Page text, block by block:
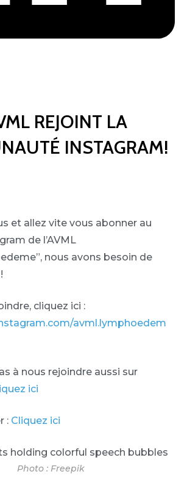
REJOINT LA
INSTAGRAM!
et allez vite vous abonner au
de l’AVML
nous avons besoin de
cliquez ici :
avml.lymphoedem
à nous rejoindre aussi sur
ici
: Cliquez ici
Photo : Freepik